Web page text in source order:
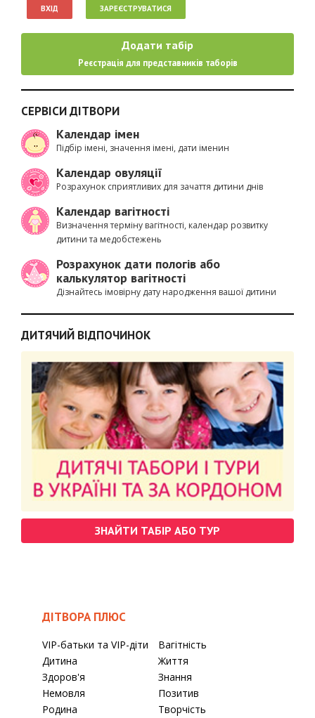
ВХІД ЗАРЕЄСТРУВАТИСЯ
Додати табір
Реєстрація для представників таборів
СЕРВІСИ ДІТВОРИ
Календар імен
Підбір імені, значення імені, дати іменин
Календар овуляції
Розрахунок сприятливих для зачаття дитини днів
Календар вагітності
Визначення терміну вагітності, календар розвитку
дитини та медобстежень
Розрахунок дати пологів або
калькулятор вагітності
Дізнайтесь імовірну дату народження вашої дитини
ДИТЯЧИЙ ВІДПОЧИНОК
ЗНАЙТИ ТАБІР АБО ТУР
ДІТВОРА ПЛЮС
VIP-батьки та VIP-діти
Вагітність
Дитина
Життя
Здоров'я
Знання
Немовля
Позитив
Родина
Творчість